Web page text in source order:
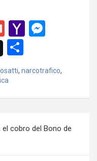
G
m
ail
Y
o
o
ail
n
g
m
p
tir
, narcotrafico,
cobro del Bono de